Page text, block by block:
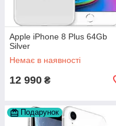
Apple iPhone 8 Plus 64Gb
Silver
Немає в наявності
12 990 ₴
Подарунок